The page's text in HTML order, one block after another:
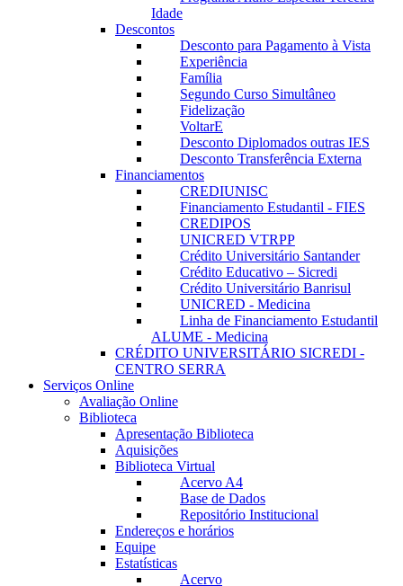
Idade
Descontos
Desconto para Pagamento à Vista
Experiência
Família
Segundo Curso Simultâneo
Fidelização
VoltarE
Desconto Diplomados outras IES
Desconto Transferência Externa
Financiamentos
CREDIUNISC
Financiamento Estudantil - FIES
CREDIPOS
UNICRED VTRPP
Crédito Universitário Santander
Crédito Educativo – Sicredi
Crédito Universitário Banrisul
UNICRED - Medicina
Linha de Financiamento Estudantil
ALUME - Medicina
CRÉDITO UNIVERSITÁRIO SICREDI -
CENTRO SERRA
Serviços Online
Avaliação Online
Biblioteca
Apresentação Biblioteca
Aquisições
Biblioteca Virtual
Acervo A4
Base de Dados
Repositório Institucional
Endereços e horários
Equipe
Estatísticas
Acervo